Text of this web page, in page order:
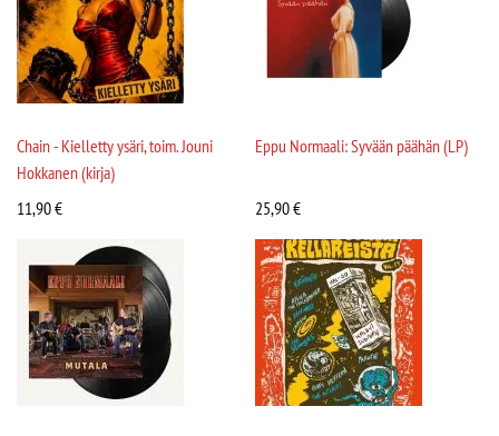
Chain - Kielletty ysäri, toim. Jouni
Hokkanen (kirja)
11,90€
Eppu Normaali: Syvään päähän (LP)
25,90€